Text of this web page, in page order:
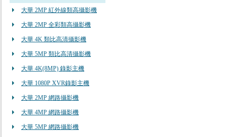
大華 2MP 紅外線類高攝影機
大華 2MP 全彩類高攝影機
大華 4K 類比高清攝影機
大華 5MP 類比高清攝影機
大華 4K(8MP) 錄影主機
大華 1080P XVR錄影主機
大華 2MP 網路攝影機
大華 4MP 網路攝影機
大華 5MP 網路攝影機